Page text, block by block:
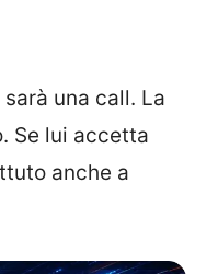
una call. La
Se lui accetta
anche a